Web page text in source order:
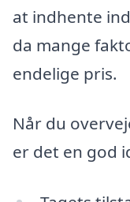
at indhente
da mange
endelige pris.
Når du
er det en god